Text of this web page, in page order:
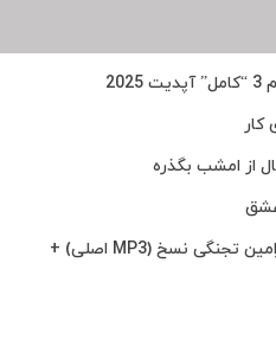
کار
از امشب بگذره
عشق
دانلود آهنگ مسعود جلیلیان و رامین تجنگی نسخ (MP3 اصلی) +